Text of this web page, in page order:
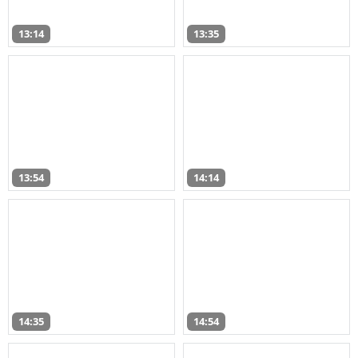
13:14 13:35
13:54 14:14
14:35 14:54